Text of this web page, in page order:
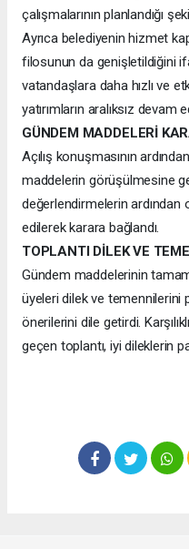
çalışmalarının planlandığı
Ayrıca belediyenin hizmet
filosunun da genişletildiğini
vatandaşlara daha hızlı ve
yatırımların aralıksız devam
GÜNDEM MADDELERİ
Açılış konuşmasının
maddelerin görüşülmesine
değerlendirmelerin ardından
edilerek karara bağlandı.
TOPLANTI DİLEK VE
Gündem maddelerinin
üyeleri dilek ve temennilerini
önerilerini dile getirdi.
geçen toplantı, iyi dileklerin